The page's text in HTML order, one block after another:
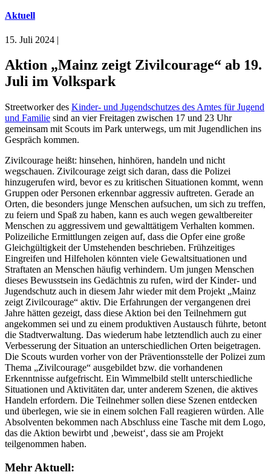
Aktuell
15. Juli 2024 |
Aktion „Mainz zeigt Zivilcourage“ ab 19.
Juli im Volkspark
Streetworker des Kinder- und Jugendschutzes des Amtes für Jugend
und Familie sind an vier Freitagen zwischen 17 und 23 Uhr
gemeinsam mit Scouts im Park unterwegs, um mit Jugendlichen ins
Gespräch kommen.
Zivilcourage heißt: hinsehen, hinhören, handeln und nicht
wegschauen. Zivilcourage zeigt sich daran, dass die Polizei
hinzugerufen wird, bevor es zu kritischen Situationen kommt, wenn
Gruppen oder Personen erkennbar aggressiv auftreten. Gerade an
Orten, die besonders junge Menschen aufsuchen, um sich zu treffen,
zu feiern und Spaß zu haben, kann es auch wegen gewaltbereiter
Menschen zu aggressivem und gewalttätigem Verhalten kommen.
Polizeiliche Ermittlungen zeigen auf, dass die Opfer eine große
Gleichgültigkeit der Umstehenden beschrieben. Frühzeitiges
Eingreifen und Hilfeholen könnten viele Gewaltsituationen und
Straftaten an Menschen häufig verhindern. Um jungen Menschen
dieses Bewusstsein ins Gedächtnis zu rufen, wird der Kinder- und
Jugendschutz auch in diesem Jahr wieder mit dem Projekt „Mainz
zeigt Zivilcourage“ aktiv. Die Erfahrungen der vergangenen drei
Jahre hätten gezeigt, dass diese Aktion bei den Teilnehmern gut
angekommen sei und zu einem produktiven Austausch führte, betont
die Stadtverwaltung. Das wiederum habe letztendlich auch zu einer
Verbesserung der Situation an unterschiedlichen Orten beigetragen.
Die Scouts wurden vorher von der Präventionsstelle der Polizei zum
Thema „Zivilcourage“ ausgebildet bzw. die vorhandenen
Erkenntnisse aufgefrischt. Ein Wimmelbild stellt unterschiedliche
Situationen und Aktivitäten dar, unter anderem Szenen, die aktives
Handeln erfordern. Die Teilnehmer sollen diese Szenen entdecken
und überlegen, wie sie in einem solchen Fall reagieren würden. Alle
Absolventen bekommen nach Abschluss eine Tasche mit dem Logo,
das die Aktion bewirbt und ‚beweist‘, dass sie am Projekt
teilgenommen haben.
Mehr Aktuell: